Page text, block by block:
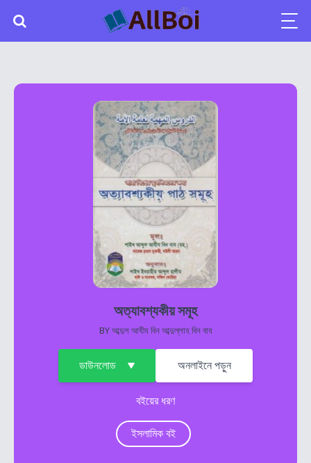
অত্যাবশ্যকীয় সমূহ
BYআব্দুল আযীয বিন আব্দুল্লাহ বিন বায
ডাউনলোড অনলাইনে পড়ুন
বইয়ের ধরণ
ইসলামিক বই